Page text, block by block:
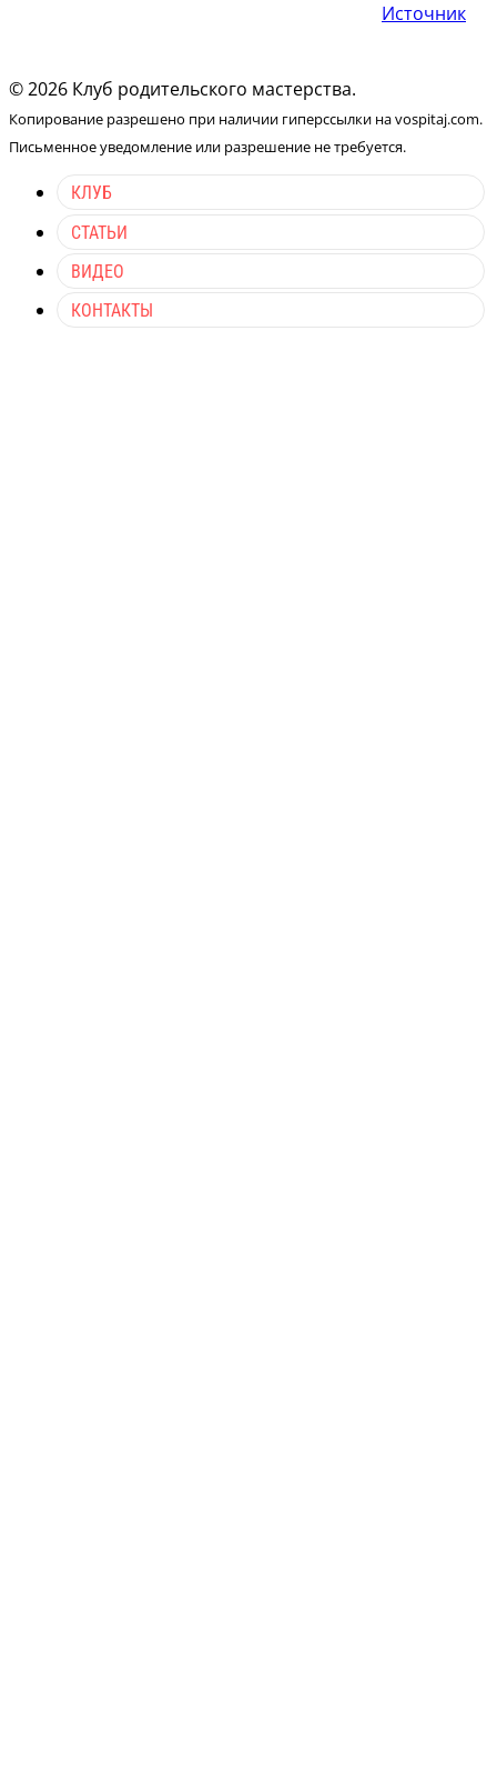
Источник
© 2026 Клуб родительского мастерства.
Копирование разрешено при наличии гиперссылки на vospitaj.com.
Письменное уведомление или разрешение не требуется.
КЛУБ
СТАТЬИ
ВИДЕО
КОНТАКТЫ